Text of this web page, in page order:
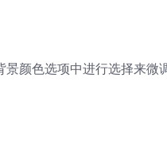
景颜色选项中进行选择来微